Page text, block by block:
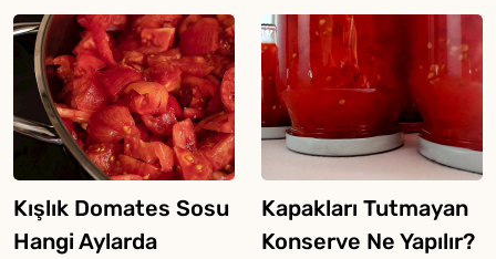
Kışlık Domates Sosu
Hangi Aylarda
Kapakları Tutmayan
Konserve Ne Yapılır?